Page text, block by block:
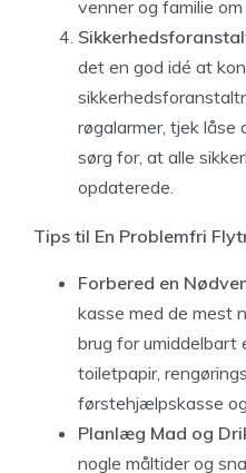
venner og familie
det en god idé at
røgalarmer, tjek låse
sørg for, at alle
opdaterede.
Tips til En Problemfri
Forbered en
kasse med de mest
brug for umiddelbart
toiletpapir,
førstehjælpskasse
Planlæg Mad og
nogle måltider og